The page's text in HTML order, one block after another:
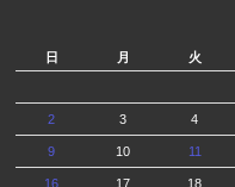
日
月 火
2 3 4
9 10 11
16 17 18